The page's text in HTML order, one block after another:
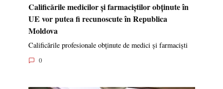
Calificările medicilor și farmaciștilor obținute în
UE vor putea fi recunoscute în Republica
Moldova
Calificările profesionale obținute de medici și farmaciști
0